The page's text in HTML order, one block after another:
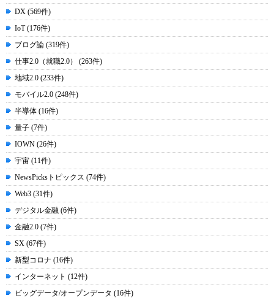
DX (569件)
IoT (176件)
ブログ論 (319件)
仕事2.0（就職2.0） (263件)
地域2.0 (233件)
モバイル2.0 (248件)
半導体 (16件)
量子 (7件)
IOWN (26件)
宇宙 (11件)
NewsPicksトピックス (74件)
Web3 (31件)
デジタル金融 (6件)
金融2.0 (7件)
SX (67件)
新型コロナ (16件)
インターネット (12件)
ビッグデータ/オープンデータ (16件)